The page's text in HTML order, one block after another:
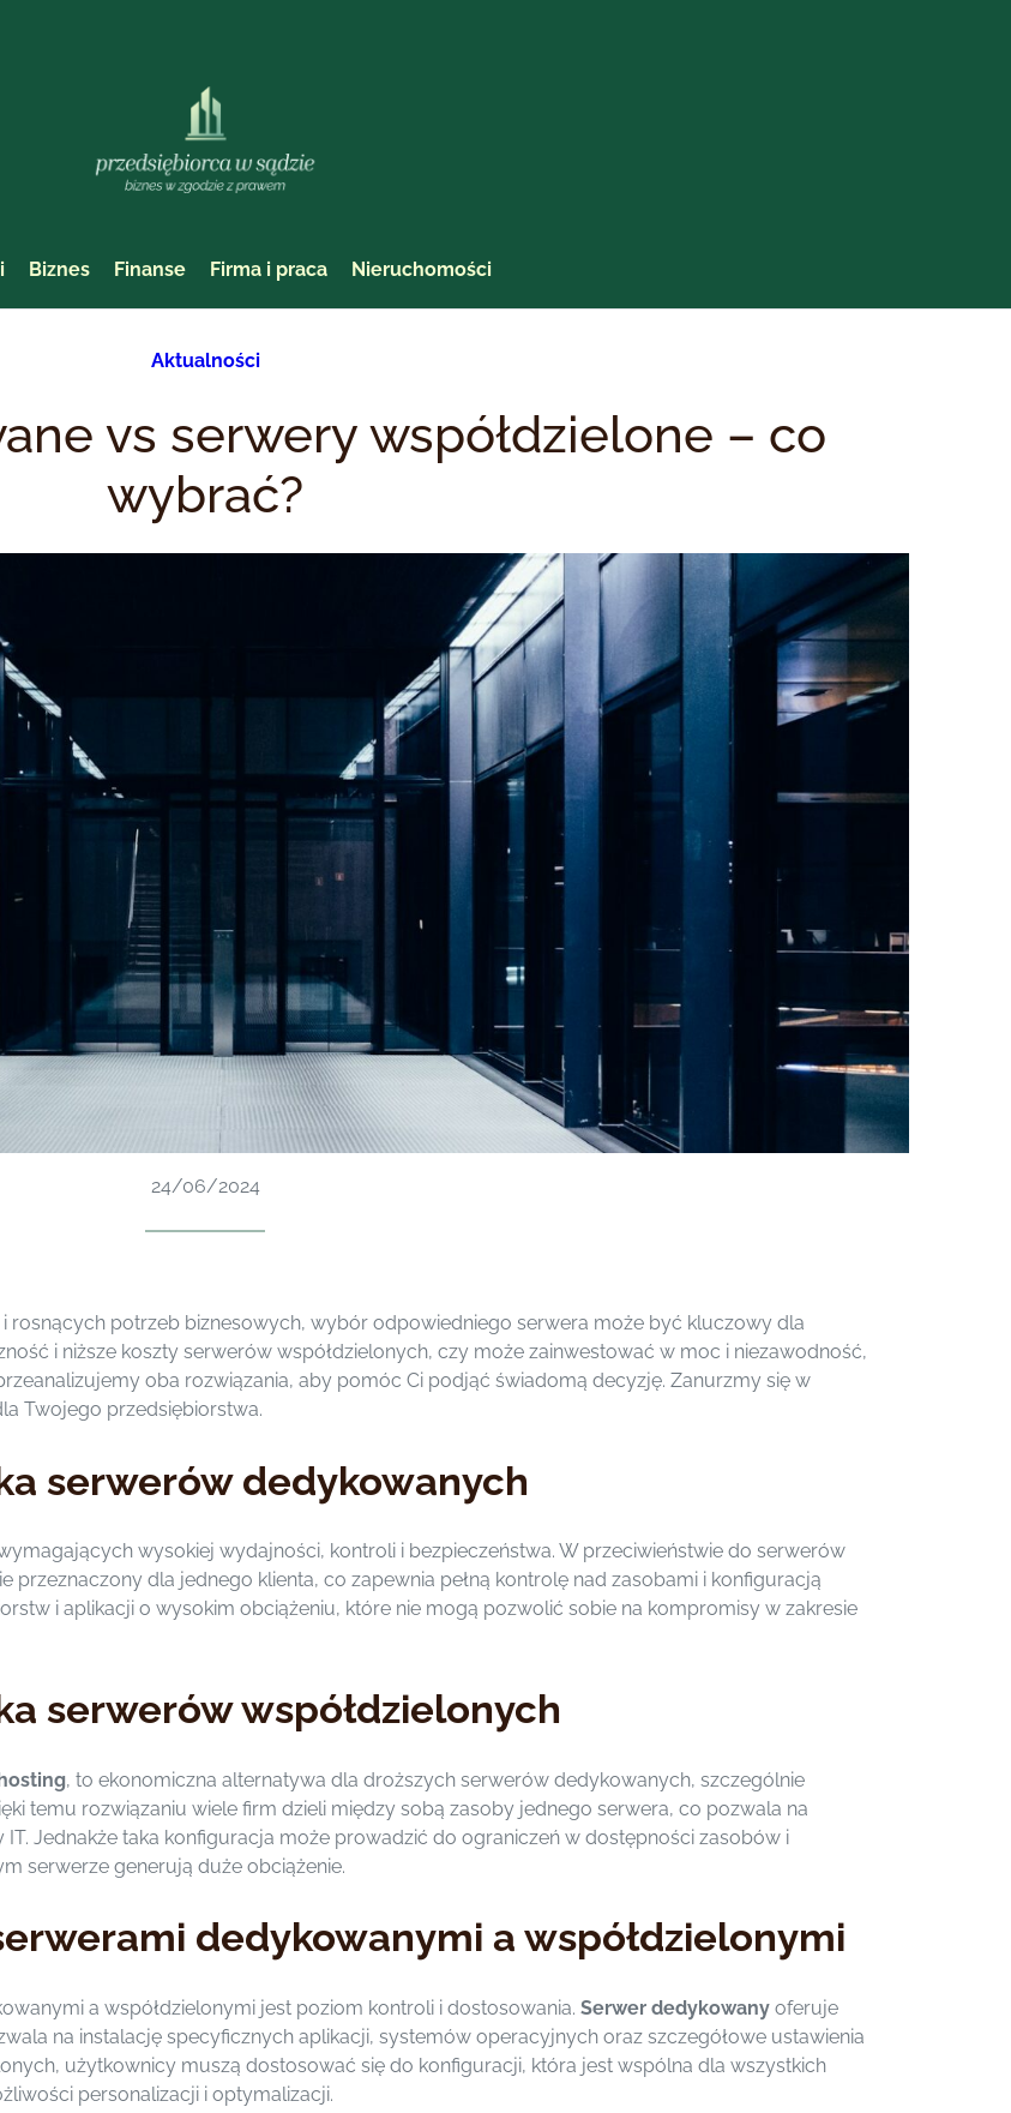
Biznes Finanse Firma i praca Nieruchomości
Aktualności
vs serwery współdzielone – co
wybrać?
24/06/2024
rosnących potrzeb biznesowych, wybór odpowiedniego serwera może być kluczowy dla
i niższe koszty serwerów współdzielonych, czy może zainwestować w moc i niezawodność,
oba rozwiązania, aby pomóc Ci podjąć świadomą decyzję. Zanurzmy się w
Twojego przedsiębiorstwa.
serwerów dedykowanych
wysokiej wydajności, kontroli i bezpieczeństwa. W przeciwieństwie do serwerów
przeznaczony dla jednego klienta, co zapewnia pełną kontrolę nad zasobami i konfiguracją
i aplikacji o wysokim obciążeniu, które nie mogą pozwolić sobie na kompromisy w zakresie
serwerów współdzielonych
, to ekonomiczna alternatywa dla droższych serwerów dedykowanych, szczególnie
temu rozwiązaniu wiele firm dzieli między sobą zasoby jednego serwera, co pozwala na
Jednakże taka konfiguracja może prowadzić do ograniczeń w dostępności zasobów i
serwerze generują duże obciążenie.
dedykowanymi a współdzielonymi
a współdzielonymi jest poziom kontroli i dostosowania. Serwer dedykowany oferuje
na instalację specyficznych aplikacji, systemów operacyjnych oraz szczegółowe ustawienia
użytkownicy muszą dostosować się do konfiguracji, która jest wspólna dla wszystkich
personalizacji i optymalizacji.